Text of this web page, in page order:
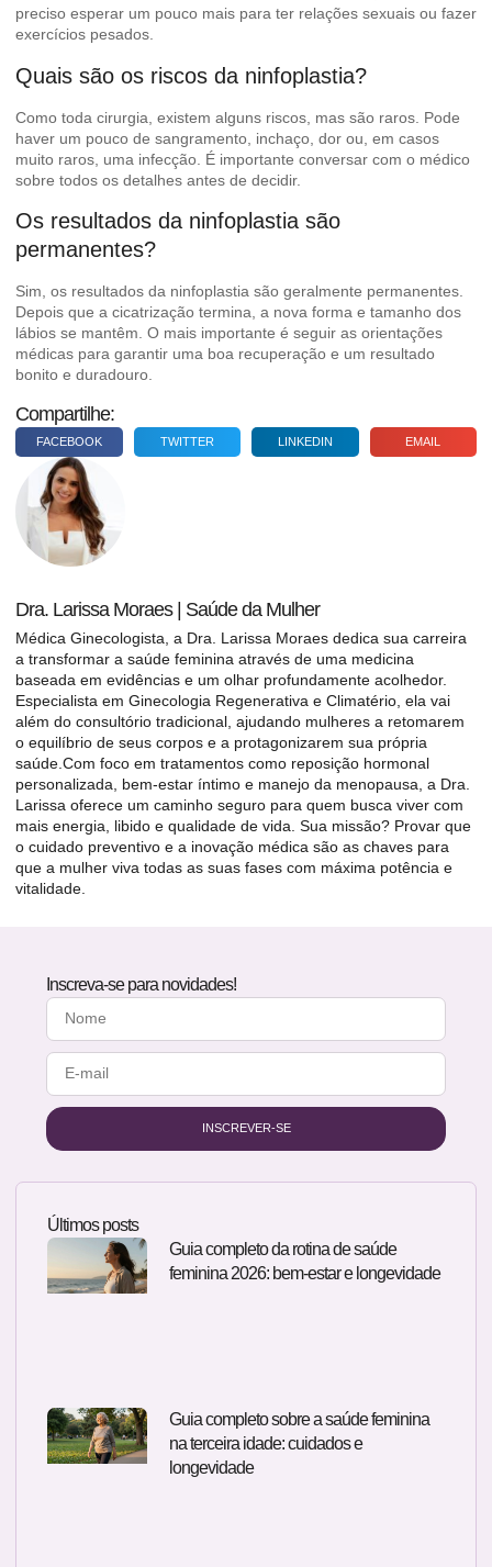
preciso esperar um pouco mais para ter relações sexuais ou fazer
exercícios pesados.
Quais são os riscos da ninfoplastia?
Como toda cirurgia, existem alguns riscos, mas são raros. Pode
haver um pouco de sangramento, inchaço, dor ou, em casos
muito raros, uma infecção. É importante conversar com o médico
sobre todos os detalhes antes de decidir.
Os resultados da ninfoplastia são
permanentes?
Sim, os resultados da ninfoplastia são geralmente permanentes.
Depois que a cicatrização termina, a nova forma e tamanho dos
lábios se mantêm. O mais importante é seguir as orientações
médicas para garantir uma boa recuperação e um resultado
bonito e duradouro.
Compartilhe:
FACEBOOK TWITTER LINKEDIN EMAIL
Dra. Larissa Moraes | Saúde da Mulher
Médica Ginecologista, a Dra. Larissa Moraes dedica sua carreira
a transformar a saúde feminina através de uma medicina
baseada em evidências e um olhar profundamente acolhedor.
Especialista em Ginecologia Regenerativa e Climatério, ela vai
além do consultório tradicional, ajudando mulheres a retomarem
o equilíbrio de seus corpos e a protagonizarem sua própria
saúde.Com foco em tratamentos como reposição hormonal
personalizada, bem-estar íntimo e manejo da menopausa, a Dra.
Larissa oferece um caminho seguro para quem busca viver com
mais energia, libido e qualidade de vida. Sua missão? Provar que
o cuidado preventivo e a inovação médica são as chaves para
que a mulher viva todas as suas fases com máxima potência e
vitalidade.
Inscreva-se para novidades!
INSCREVER-SE
Últimos posts
Guia completo da rotina de saúde
feminina 2026: bem-estar e longevidade
Guia completo sobre a saúde feminina
na terceira idade: cuidados e
longevidade